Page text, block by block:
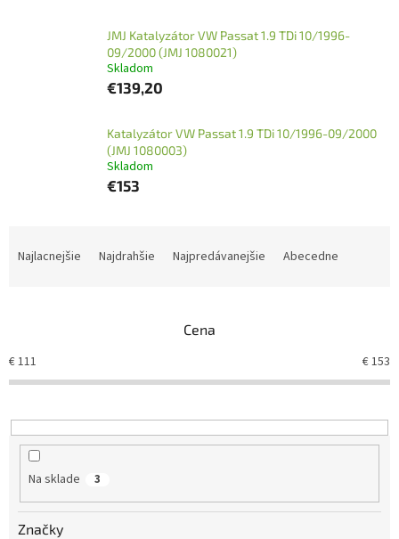
JMJ Katalyzátor VW Passat 1.9 TDi 10/1996-
09/2000 (JMJ 1080021)
Skladom
€139,20
Katalyzátor VW Passat 1.9 TDi 10/1996-09/2000
(JMJ 1080003)
Skladom
€153
e
p
r
d
Najlacnejšie Najdrahšie Najpredávanejšie Abecedne
Cena
€111 €153
Na sklade 3
Značky